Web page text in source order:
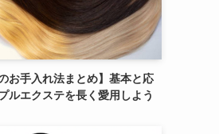
お手入れ法まとめ】基本と応
ルエクステを長く愛用しよう